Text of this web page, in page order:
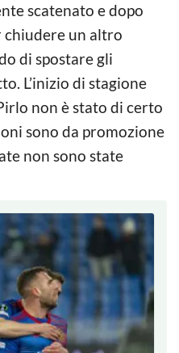
scatenato e dopo
chiudere un altro
di spostare gli
L’inizio di stagione
non è stato di certo
sono da promozione
non sono state